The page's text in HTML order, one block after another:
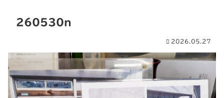
260530n
2026.05.27